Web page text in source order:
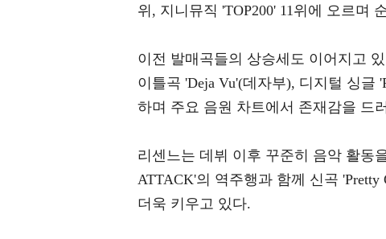
위, 지니뮤직 'TOP200' 11위에 오르며
이전 발매곡들의 상승세도 이어지고
이틀곡 'Deja Vu'(데자부), 디지털 싱글
하며 주요 음원 차트에서 존재감을 드
리센느는 데뷔 이후 꾸준히 음악 활동
ATTACK'의 역주행과 함께 신곡
더욱 키우고 있다.